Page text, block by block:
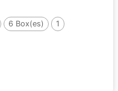
6 Box(es)
1